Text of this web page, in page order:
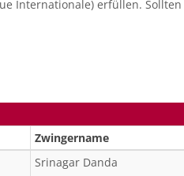
Internationale) erfüllen.
Zwingername
Srinagar Danda